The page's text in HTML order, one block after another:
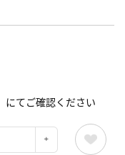
にてご確認ください